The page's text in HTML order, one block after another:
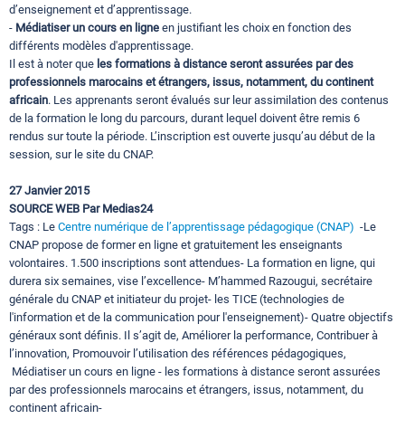
d’enseignement et d’apprentissage.
- Médiatiser un cours en ligne en justifiant les choix en fonction des
différents modèles d'apprentissage.
Il est à noter que les formations à distance seront assurées par des
professionnels marocains et étrangers, issus, notamment, du continent
africain. Les apprenants seront évalués sur leur assimilation des contenus
de la formation le long du parcours, durant lequel doivent être remis 6
rendus sur toute la période. L’inscription est ouverte jusqu’au début de la
session, sur le site du CNAP.
27 Janvier 2015
SOURCE WEB Par Medias24
Tags : Le Centre numérique de l’apprentissage pédagogique (CNAP) -Le
CNAP propose de former en ligne et gratuitement les enseignants
volontaires. 1.500 inscriptions sont attendues- La formation en ligne, qui
durera six semaines, vise l’excellence- M’hammed Razougui, secrétaire
générale du CNAP et initiateur du projet- les TICE (technologies de
l'information et de la communication pour l'enseignement)- Quatre objectifs
généraux sont définis. Il s’agit de, Améliorer la performance, Contribuer à
l’innovation, Promouvoir l’utilisation des références pédagogiques,
Médiatiser un cours en ligne - les formations à distance seront assurées
par des professionnels marocains et étrangers, issus, notamment, du
continent africain-